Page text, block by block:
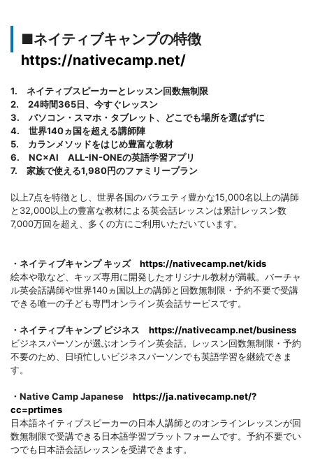
■ネイティブキャンプの特徴
https://nativecamp.net/
1. ネイティブスピーカーとレッスン回数無制限
2. 24時間365日、今すぐレッスン
3. パソコン・スマホ・タブレット、どこでも場所を選ばずに
4. 世界140ヵ国を超える講師陣
5. カランメソッドをはじめ豊富な教材
6. NC×AI ALL-IN-ONEの英語学習アプリ
7. 家族で使える1,980円のファミリープラン
以上7点を特徴とし、世界各国のバラエティ豊かな15,000名以上の講師
と32,000以上の豊富な教材による英会話レッスンは累計レッスン数
7,000万回を超え、多くの方にご利用いただいています。
・ネイティブキャンプ キッズ https://nativecamp.net/kids
絵本や歌など、キッズ専用に開発したオリジナル教材が満載。バーチャ
ル英会話講師や世界140ヵ国以上の講師と回数無制限・予約不要で受講
できる唯一の子ども専門オンライン英会話サービスです。
・ネイティブキャンプ ビジネス https://nativecamp.net/business
ビジネスパーソンが選ぶオンライン英会話。レッスン回数無制限・予約
不要のため、日頃忙しいビジネスパーソンでも英語学習を継続できま
す。
・Native Camp Japanese https://ja.nativecamp.net/?
cc=prtimes
日本語ネイティブスピーカーの日本人講師とのオンラインレッスンが回
数無制限で受講できる日本語学習プラットフォームです。予約不要でい
つでも日本語会話レッスンを受講できます。